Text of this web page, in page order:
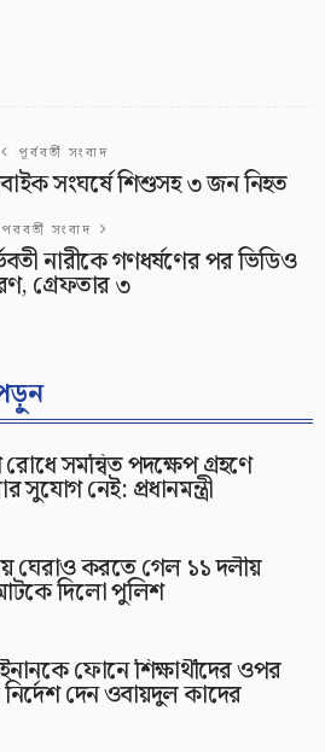
পূর্ববর্তী সংবাদ
সংঘর্ষে শিশুসহ ৩ জন নিহত
পরবর্তী সংবাদ
নারীকে গণধর্ষণের পর ভিডিও
গ্রেফতার ৩
সমন্বিত পদক্ষেপ গ্রহণে
সুযোগ নেই: প্রধানমন্ত্রী
ঘেরাও করতে গেল ১১ দলীয়
দিলো পুলিশ
ফোনে শিক্ষার্থীদের ওপর
দেন ওবায়দুল কাদের